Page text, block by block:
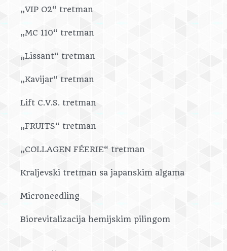
„VIP O2“ tretman
„MC 110“ tretman
„Lissant“ tretman
„Kavijar“ tretman
Lift C.V.S. tretman
„FRUITS“ tretman
„COLLAGEN FÉERIE“ tretman
Kraljevski tretman sa japanskim algama
Microneedling
Biorevitalizacija hemijskim pilingom